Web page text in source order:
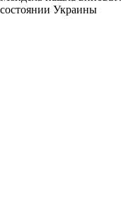
состоянии Украины